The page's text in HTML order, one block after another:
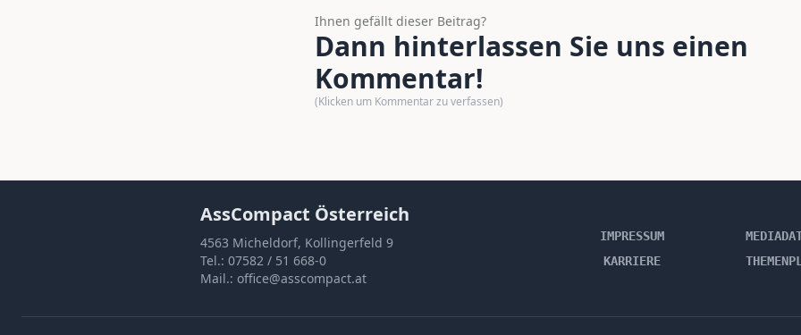
Ihnen gefällt dieser Beitrag?
Dann hinterlassen Sie uns einen
Kommentar!
(Klicken um Kommentar zu verfassen)
AssCompact Österreich
4563 Micheldorf, Kollingerfeld 9
Tel.: 07582 / 51 668-0
Mail.: office@asscompact.at
IMPRESSUM
KARRIERE